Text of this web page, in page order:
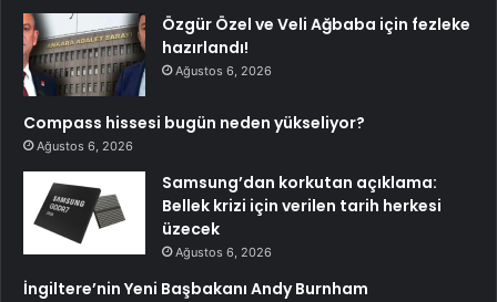
Özgür Özel ve Veli Ağbaba için fezleke
hazırlandı!
Ağustos 6, 2026
Compass hissesi bugün neden yükseliyor?
Ağustos 6, 2026
Samsung’dan korkutan açıklama:
Bellek krizi için verilen tarih herkesi
üzecek
Ağustos 6, 2026
İngiltere’nin Yeni Başbakanı Andy Burnham